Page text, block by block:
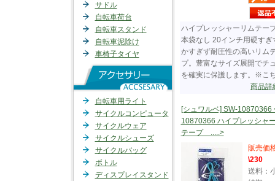
サドル
自転車荷台
自転車スタンド
自転車泥除け
車椅子タイヤ
自転車用ライト
サイクルコンピュータ
サイクルウェア
サイクルシューズ
サイクルバッグ
ボトル
ディスプレイスタンド
ハイプレッシャーリムテ
本袋なし 20インチ用硬すぎ
かすぎず耐圧性の高いリム
プ。豊富なサイズ展開でチ
を確実に保護します。※こ
商品
[シュワルベ] SW-10870366
10870366 ハイプレッシャ
テープ .....>
販売価
\230
送料：